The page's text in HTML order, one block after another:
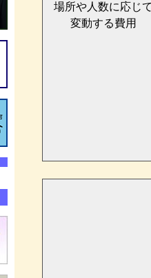
場所や人数に応じ
変動する費用